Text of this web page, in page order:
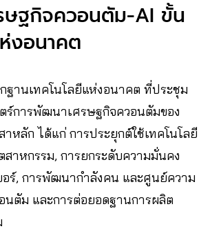
ษฐกิจควอนตัม-AI ขั้น
งอนาคต
ฐานเทคโนโลยีแห่งอนาคต ที่ประชุม
ร์การพัฒนาเศรษฐกิจควอนตัมของ
หลัก ได้แก่ การประยุกต์ใช้เทคโนโลยี
าหกรรม, การยกระดับความมั่นคง
อร์, การพัฒนากำลังคน และศูนย์ความ
นตัม และการต่อยอดฐานการผลิต